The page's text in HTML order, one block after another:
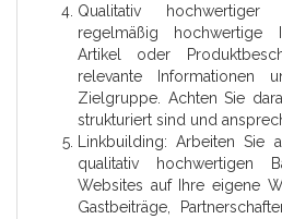
Qualitativ
regelmäßig hochwertige
Artikel oder
relevante Informationen
Zielgruppe. Achten Sie
strukturiert sind und
Linkbuilding: Arbeiten Sie
qualitativ hochwertigen
Websites auf Ihre eigene
Gastbeiträge,